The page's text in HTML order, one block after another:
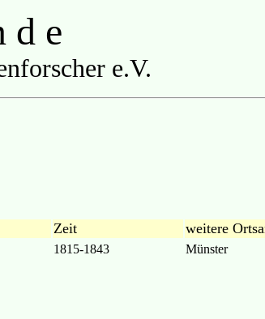
d e
e.V.
Zeit weitere
1815-1843 Münster